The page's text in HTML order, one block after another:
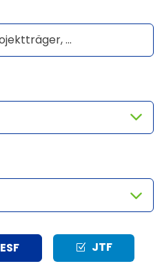
ESF JTF